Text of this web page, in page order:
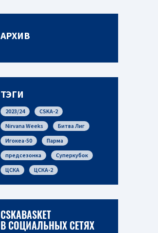
АРХИВ
ТЭГИ
2023/24
CSKA-2
Nirvana Weeks
Битва Лиг
Игокеа-50
Парма
предсезонка
Суперкубок
ЦСКА
ЦСКА-2
CSKABASKET
В СОЦИАЛЬНЫХ СЕТЯХ